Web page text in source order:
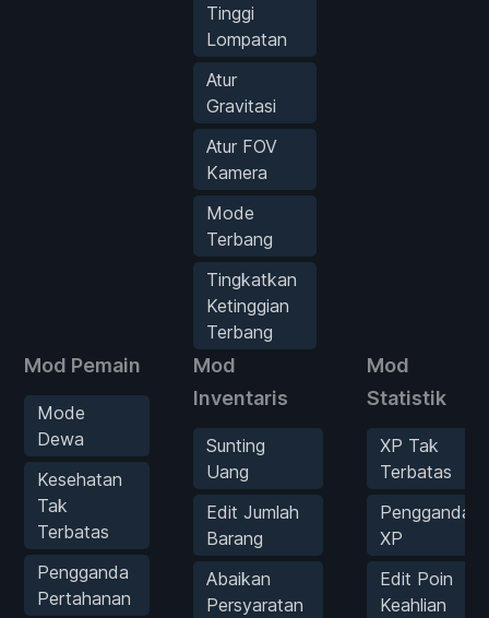
Tinggi
Lompatan
Atur
Gravitasi
Atur FOV
Kamera
Mode
Terbang
Tingkatkan
Ketinggian
Terbang
Mod Pemain
Mode
Dewa
Kesehatan
Tak
Terbatas
Pengganda
Pertahanan
Mod
Inventaris
Sunting
Uang
Edit Jumlah
Barang
Abaikan
Persyaratan
Mod
Statistik
XP Tak
Terbatas
Pengganda
XP
Edit Poin
Keahlian